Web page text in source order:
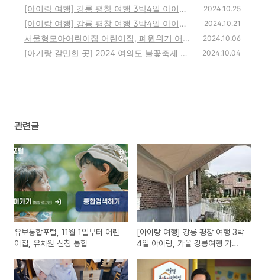
신청 통합
(6)
[아이랑 여행] 강릉 평창 여행 3박4일 아이랑,
가을 강릉여행 가을 평창여행 (3)
(3)
2024.10.25
[아이랑 여행] 강릉 평창 여행 3박4일 아이랑,
가을 강릉여행 가을 평창여행 (1)
(4)
2024.10.21
서울형모아어린이집 어린이집, 폐원위기 어린
이집 부활 대안책
(1)
2024.10.06
[아기랑 갈만한 곳] 2024 여의도 불꽃축제 시
2024.10.04
관련글
유보통합포털, 11월 1일부터 어린
이집, 유치원 신청 통합
[아이랑 여행] 강릉 평창 여행 3박
4일 아이랑, 가을 강릉여행 가을